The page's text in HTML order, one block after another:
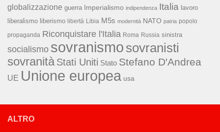
globalizzazione guerra Imperialismo indipendenza Italia lavoro
liberalismo liberismo libertà Libia M5s modernità NATO patria popolo
propaganda Riconquistare l'Italia Roma Russia sinistra
socialismo sovranismo sovranisti
sovranità Stati Uniti Stato Stefano D'Andrea
UE Unione europea usa
ALTRO